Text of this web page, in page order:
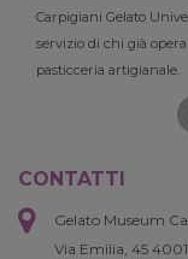
Carpigiani Gelato
servizio di chi già
pasticceria artigianale.
CONTATTI
Gelato Museum
Via Emilia, 45